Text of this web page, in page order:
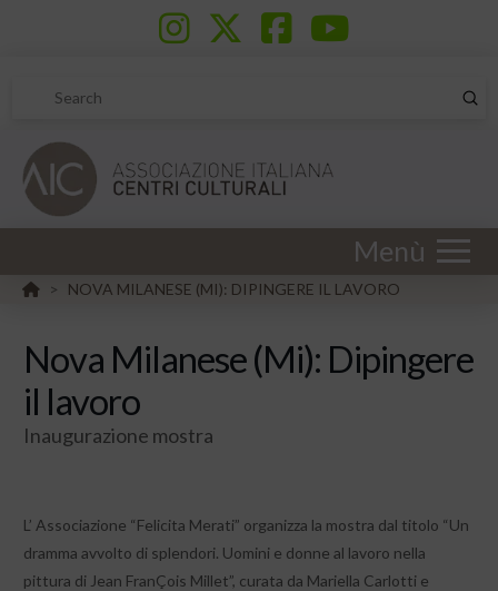
Search
Menù
HOME
> NOVA MILANESE (MI): DIPINGERE IL LAVORO
Nova Milanese (Mi): Dipingere
il lavoro
Inaugurazione mostra
L’ Associazione “Felicita Merati” organizza la mostra dal titolo “Un
dramma avvolto di splendori. Uomini e donne al lavoro nella
pittura di Jean FranÇois Millet”, curata da Mariella Carlotti e